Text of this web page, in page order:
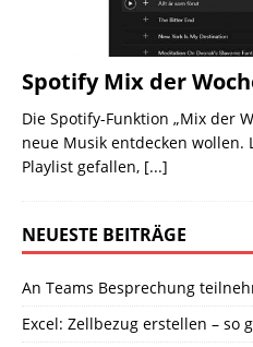
Spotify Mix der
Die Spotify-Funktion „Mix der
neue Musik entdecken
Playlist gefallen, [...]
NEUESTE BEITRÄGE
An Teams Besprechung
Excel: Zellbezug erstellen – so